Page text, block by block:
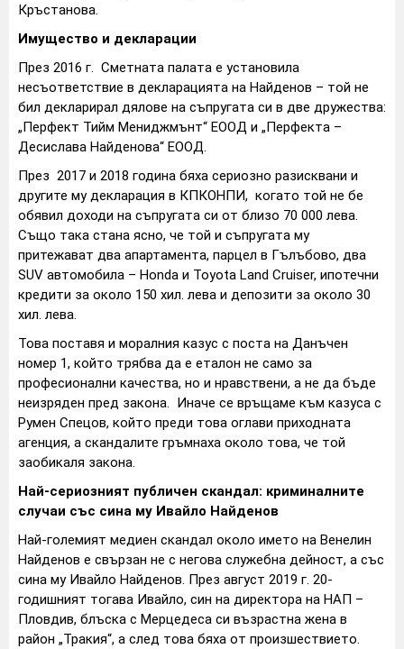
Кръстанова.
Имущество и декларации
През 2016 г. Сметната палата е установила
несъответствие в декларацията на Найденов – той не
бил декларирал дялове на съпругата си в две дружества:
„Перфект Тийм Мениджмънт“ ЕООД и „Перфекта –
Десислава Найденова“ ЕООД.
През 2017 и 2018 година бяха сериозно разисквани и
другите му декларация в КПКОНПИ, когато той не бе
обявил доходи на съпругата си от близо 70 000 лева.
Също така стана ясно, че той и съпругата му
притежават два апартамента, парцел в Гълъбово, два
SUV автомобила – Honda и Toyota Land Cruiser, ипотечни
кредити за около 150 хил. лева и депозити за около 30
хил. лева.
Това поставя и моралния казус с поста на Данъчен
номер 1, който трябва да е еталон не само за
професионални качества, но и нравствени, а не да бъде
неизряден пред закона. Иначе се връщаме към казуса с
Румен Спецов, който преди това оглави приходната
агенция, а скандалите гръмнаха около това, че той
заобикаля закона.
Най-сериозният публичен скандал: криминалните
случаи със сина му Ивайло Найденов
Най-големият медиен скандал около името на Венелин
Найденов е свързан не с негова служебна дейност, а със
сина му Ивайло Найденов. През август 2019 г. 20-
годишният тогава Ивайло, син на директора на НАП –
Пловдив, блъска с Мерцедеса си възрастна жена в
район „Тракия“, а след това бяха от произшествието.